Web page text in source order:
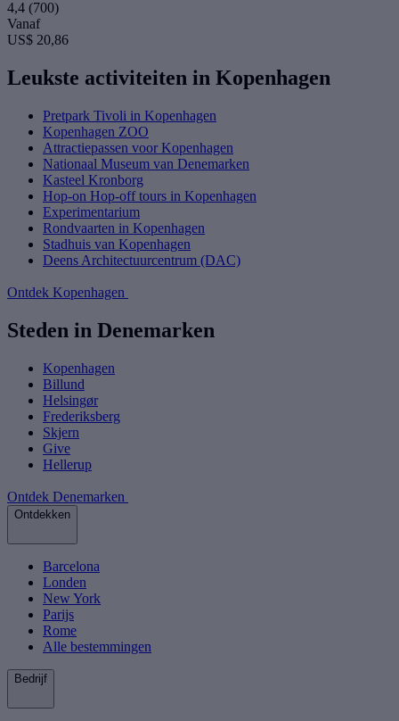
4,4 (700)
Vanaf
US$ 20,86
Leukste activiteiten in Kopenhagen
Pretpark Tivoli in Kopenhagen
Kopenhagen ZOO
Attractiepassen voor Kopenhagen
Nationaal Museum van Denemarken
Kasteel Kronborg
Hop-on Hop-off tours in Kopenhagen
Experimentarium
Rondvaarten in Kopenhagen
Stadhuis van Kopenhagen
Deens Architectuurcentrum (DAC)
Ontdek Kopenhagen
Steden in Denemarken
Kopenhagen
Billund
Helsingør
Frederiksberg
Skjern
Give
Hellerup
Ontdek Denemarken
Ontdekken
Barcelona
Londen
New York
Parijs
Rome
Alle bestemmingen
Bedrijf